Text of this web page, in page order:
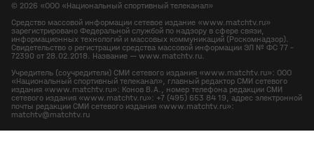
© 2026 «ООО «Национальный спортивный телеканал»
Средство массовой информации сетевое издание «www.matchtv.ru»
зарегистрировано Федеральной службой по надзору в сфере связи,
информационных технологий и массовых коммуникаций (Роскомнадзор).
Свидетельство о регистрации средства массовой информации ЭЛ № ФС 77 -
72390 от 28.02.2018. Название — www.matchtv.ru.
Учредитель (соучредители) СМИ сетевого издания «www.matchtv.ru»: ООО
«Национальный спортивный телеканал», главный редактор СМИ сетевого
издания «www.matchtv.ru»: Конов В.А., номер телефона редакции СМИ
сетевого издания «www.matchtv.ru»: +7 (495) 653 84 19, адрес электронной
почты редакции СМИ сетевого издания «www.matchtv.ru»:
matchtv@matchtv.ru